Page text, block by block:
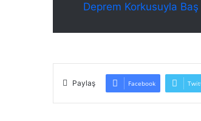
Deprem Korkusuyla
Paylaş Facebook